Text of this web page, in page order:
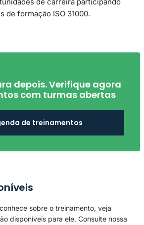
de formação ISO 31000.
depois. Verifique agora
com turmas abertas
de treinamentos
sobre o treinamento, veja
disponíveis para ele. Consulte nossa